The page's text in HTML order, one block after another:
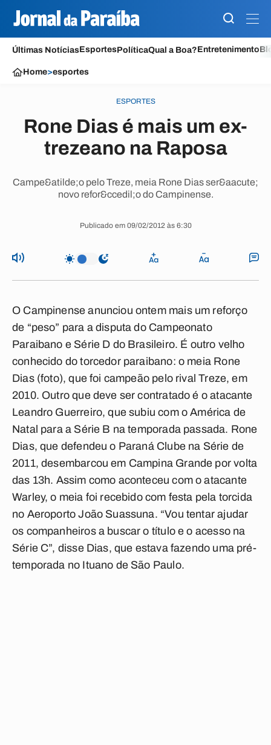
Últimas NotíciasEsportesPolíticaQual a Boa?Entretenimento
Home>esportes
ESPORTES
Rone Dias é mais um ex-
trezeano na Raposa
Campe&atilde;o pelo Treze, meia Rone Dias ser&aacute;
novo refor&ccedil;o do Campinense.
Publicado em 09/02/2012 às 6:30
O Campinense anunciou ontem mais um reforço
de “peso” para a disputa do Campeonato
Paraibano e Série D do Brasileiro. É outro velho
conhecido do torcedor paraibano: o meia Rone
Dias (foto), que foi campeão pelo rival Treze, em
2010. Outro que deve ser contratado é o atacante
Leandro Guerreiro, que subiu com o América de
Natal para a Série B na temporada passada. Rone
Dias, que defendeu o Paraná Clube na Série de
2011, desembarcou em Campina Grande por volta
das 13h. Assim como aconteceu com o atacante
Warley, o meia foi recebido com festa pela torcida
no Aeroporto João Suassuna. “Vou tentar ajudar
os companheiros a buscar o título e o acesso na
Série C”, disse Dias, que estava fazendo uma pré-
temporada no Ituano de São Paulo.